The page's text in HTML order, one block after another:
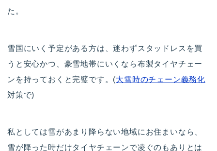
た。
雪国にいく予定がある方は、迷わずスタッドレスを買
うと安心かつ、豪雪地帯にいくなら布製タイヤチェー
ンを持っておくと完璧です。(大雪時のチェーン義務化
対策で)
私としては雪があまり降らない地域にお住まいなら、
雪が降った時だけタイヤチェーンで凌ぐのもありとは